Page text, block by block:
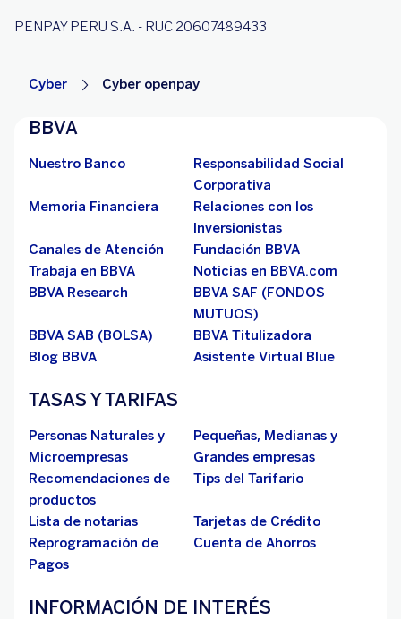
PENPAY PERU S.A. - RUC 20607489433
Cyber Cyber openpay
BBVA
Nuestro Banco
Responsabilidad Social
Corporativa
Memoria Financiera
Relaciones con los
Inversionistas
Canales de Atención
Fundación BBVA
Trabaja en BBVA
Noticias en BBVA.com
BBVA Research
BBVA SAF (FONDOS
MUTUOS)
BBVA SAB (BOLSA)
BBVA Titulizadora
Blog BBVA
Asistente Virtual Blue
TASAS Y TARIFAS
Personas Naturales y
Microempresas
Pequeñas, Medianas y
Grandes empresas
Recomendaciones de
productos
Tips del Tarifario
Lista de notarias
Tarjetas de Crédito
Reprogramación de
Pagos
Cuenta de Ahorros
INFORMACIÓN DE INTERÉS